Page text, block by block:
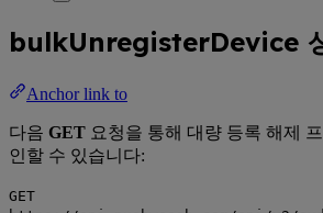
bulkUnregisterDevice
Anchor link to
다음 GET 요청을 통해 대량 등록 해제
인할 수 있습니다:
GET